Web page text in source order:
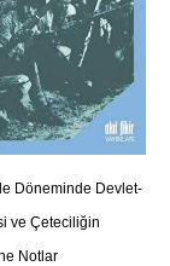
Döneminde Devlet-
ve Çeteciliğin
Notlar